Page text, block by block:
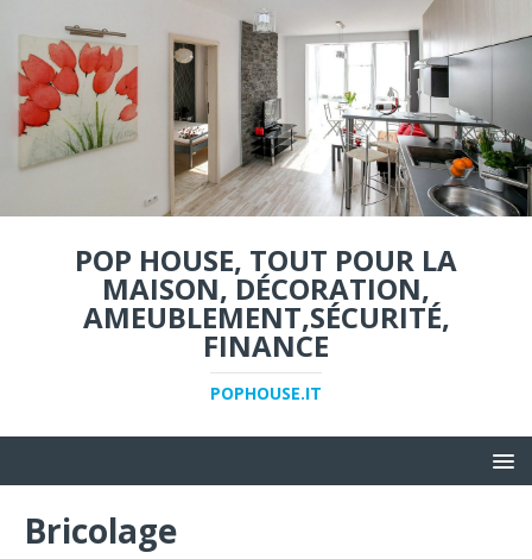
POP HOUSE, TOUT POUR LA
MAISON, DÉCORATION,
AMEUBLEMENT,SÉCURITÉ,
FINANCE
POPHOUSE.IT
Bricolage